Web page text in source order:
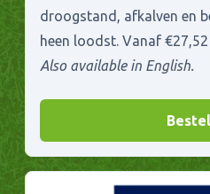
droogstand, afkalven en
heen loodst. Vanaf €27,52
Also available in English.